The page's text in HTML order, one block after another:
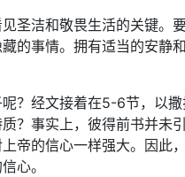
圣洁和敬畏生活的关键。
的事情。拥有适当的安
？经文接着在5-6节，以
？事实上，彼得前书并未
帝的信心一样强大。因
心。